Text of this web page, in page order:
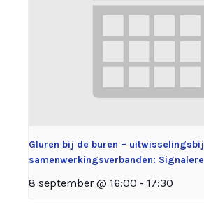
Gluren bij de buren –
samenwerkingsverbanden:
8 september @ 16:00 - 17:30